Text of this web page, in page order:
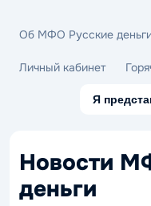
Об МФО Русские
Личный кабинет
Я
Новости
деньги